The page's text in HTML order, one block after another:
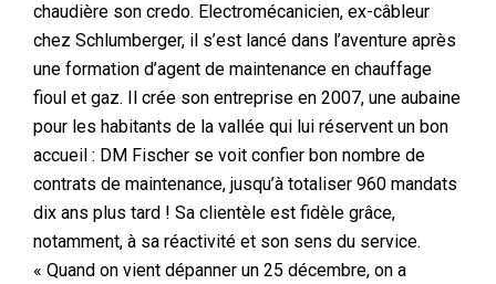
chaudière son credo. Electromécanicien, ex-câbleur
chez Schlumberger, il s’est lancé dans l’aventure après
une formation d’agent de maintenance en chauffage
fioul et gaz. Il crée son entreprise en 2007, une aubaine
pour les habitants de la vallée qui lui réservent un bon
accueil : DM Fischer se voit confier bon nombre de
contrats de maintenance, jusqu’à totaliser 960 mandats
dix ans plus tard ! Sa clientèle est fidèle grâce,
notamment, à sa réactivité et son sens du service.
« Quand on vient dépanner un 25 décembre, on a